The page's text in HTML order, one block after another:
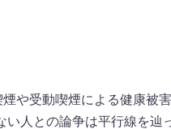
や受動喫煙による健康被
人との論争は平行線を辿